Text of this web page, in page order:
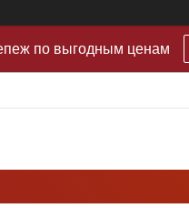
по выгодным ценам